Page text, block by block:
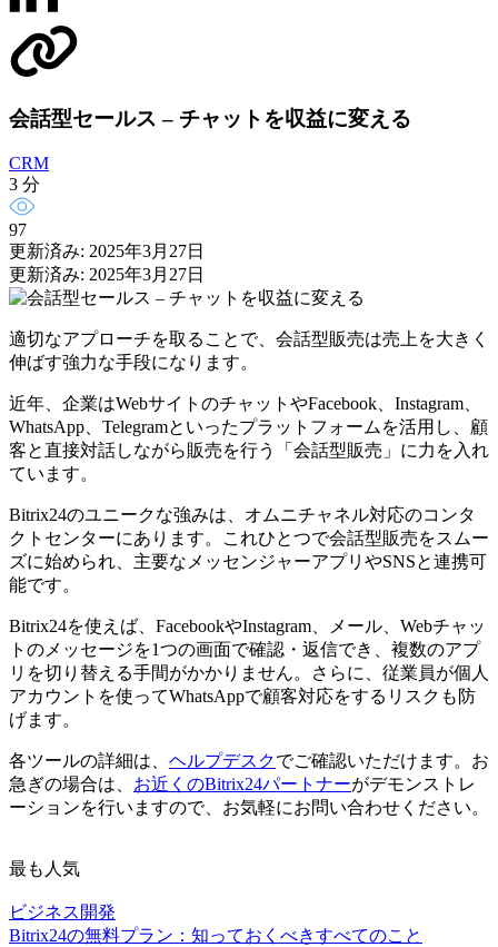
会話型セールス – チャットを収益に変える
CRM
3 分
97
更新済み: 2025年3月27日
更新済み: 2025年3月27日
適切なアプローチを取ることで、会話型販売は売上を大きく
伸ばす強力な手段になります。
近年、企業はWebサイトのチャットやFacebook、Instagram、
WhatsApp、Telegramといったプラットフォームを活用し、顧
客と直接対話しながら販売を行う「会話型販売」に力を入れ
ています。
Bitrix24のユニークな強みは、オムニチャネル対応のコンタ
クトセンターにあります。これひとつで会話型販売をスムー
ズに始められ、主要なメッセンジャーアプリやSNSと連携可
能です。
Bitrix24を使えば、FacebookやInstagram、メール、Webチャッ
トのメッセージを1つの画面で確認・返信でき、複数のアプ
リを切り替える手間がかかりません。さらに、従業員が個人
アカウントを使ってWhatsAppで顧客対応をするリスクも防
げます。
各ツールの詳細は、 ヘルプデスクでご確認いただけます。お
急ぎの場合は、 お近くのBitrix24パートナーがデモンストレ
ーションを行いますので、お気軽にお問い合わせください。
最も人気
ビジネス開発
Bitrix24の無料プラン：知っておくべきすべてのこと